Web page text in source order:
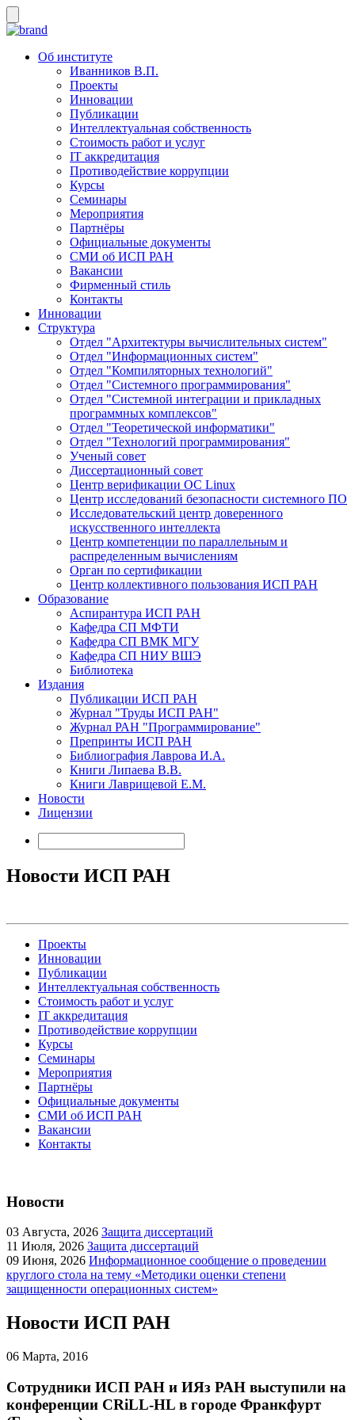
Об институте
Иванников В.П.
Проекты
Инновации
Публикации
Интеллектуальная собственность
Стоимость работ и услуг
IT аккредитация
Противодействие коррупции
Курсы
Семинары
Мероприятия
Партнёры
Официальные документы
СМИ об ИСП РАН
Вакансии
Фирменный стиль
Контакты
Инновации
Структура
Отдел "Архитектуры вычислительных систем"
Отдел "Информационных систем"
Отдел "Компиляторных технологий"
Отдел "Системного программирования"
Отдел "Системной интеграции и прикладных
программных комплексов"
Отдел "Теоретической информатики"
Отдел "Технологий программирования"
Ученый совет
Диссертационный совет
Центр верификации ОС Linux
Центр исследований безопасности системного ПО
Исследовательский центр доверенного
искусственного интеллекта
Центр компетенции по параллельным и
распределенным вычислениям
Орган по сертификации
Центр коллективного пользования ИСП РАН
Образование
Аспирантура ИСП РАН
Кафедра СП МФТИ
Кафедра СП ВМК МГУ
Кафедра СП НИУ ВШЭ
Библиотека
Издания
Публикации ИСП РАН
Журнал "Труды ИСП РАН"
Журнал РАН "Программирование"
Препринты ИСП РАН
Библиография Лаврова И.А.
Книги Липаева В.В.
Книги Лаврищевой Е.М.
Новости
Лицензии
Новости ИСП РАН
Проекты
Инновации
Публикации
Интеллектуальная собственность
Стоимость работ и услуг
IT аккредитация
Противодействие коррупции
Курсы
Семинары
Мероприятия
Партнёры
Официальные документы
СМИ об ИСП РАН
Вакансии
Контакты
Новости
03 Августа, 2026 Защита диссертаций
11 Июля, 2026 Защита диссертаций
09 Июня, 2026 Информационное сообщение о проведении
круглого стола на тему «Методики оценки степени
защищенности операционных систем»
Новости ИСП РАН
06 Марта, 2016
Сотрудники ИСП РАН и ИЯз РАН выступили на
конференции CRiLL-HL в городе Франкфурт